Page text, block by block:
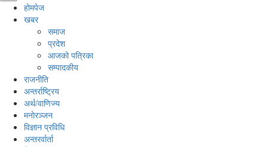
होमपेज
खबर
समाज
प्रदेश
आजको पत्रिका
सम्पादकीय
राजनीति
अन्तर्राष्ट्रिय
अर्थ/वाणिज्य
मनाेरञ्जन
विज्ञान प्रविधि
अन्तरर्वार्ता